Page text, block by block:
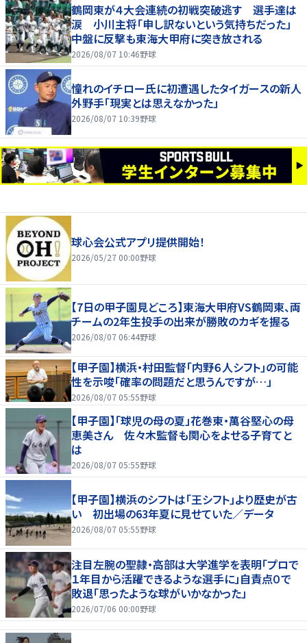
鶴岡東が４大会連続の初戦突破逃す 選手達は
涙 小川主将「申し訳ないという気持ちだった」
中盤に反撃も東海大甲府に突き放される
2026/08/07 10:46野球
憧れのイチロー氏に初遭遇したタイガースの新人
外野手「現実とは思えなかった」
2026/08/07 10:39野球
球心会公式アプリ提供開始！
2026/05/27 00:00野球
【7日の甲子園見どころ】東海大甲府VS鶴岡東、両
チームの2年生投手の出来が勝敗のカギを握る
2026/08/07 06:44野球
【甲子園】横浜・村田監督「内野６人シフト」の可能
性を示唆「確率の問題だと思うんですが…」
2026/08/07 05:55野球
【甲子園】「球児の母の夏」花巻東・萬谷堅心の母
恵美さん 佐々木監督も関心をよせる子育てと
は
2026/08/07 05:55野球
【甲子園】横浜のシフトは「王シフト」より歴史が古
い 初出場の63年夏に見せていた／データ
2026/08/07 05:55野球
注目左腕の聖隷・高部は大学進学を表明「プロで
１年目から活躍できるような選手に」自責点０で
敗退「思ったような球がいかなかった」
2026/07/06 00:00野球